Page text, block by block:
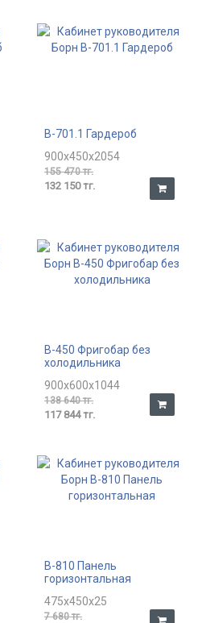
В-701.1 Гардероб
900x450x2054
155 470 тг.
132 150 тг.
В-450 Фригобар без
холодильника
900x600x1044
138 640 тг.
117 844 тг.
В-810 Панель
горизонтальная
475x450x25
7 680 тг.